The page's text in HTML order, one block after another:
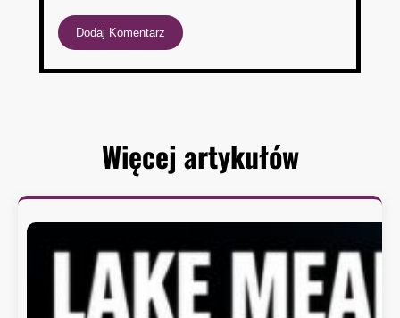
Więcej artykułów